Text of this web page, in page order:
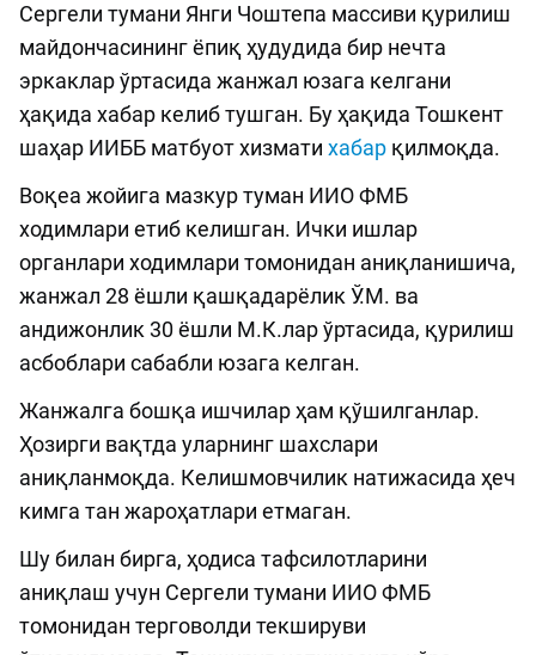
Сергели тумани Янги Чоштепа массиви қурилиш
майдончасининг ёпиқ ҳудудида бир нечта
эркаклар ўртасида жанжал юзага келгани
ҳақида хабар келиб тушган. Бу ҳақида Тошкент
шаҳар ИИББ матбуот хизмати хабар қилмоқда.
Воқеа жойига мазкур туман ИИО ФМБ
ходимлари етиб келишган. Ички ишлар
органлари ходимлари томонидан аниқланишича,
жанжал 28 ёшли қашқадарёлик Ў.М. ва
андижонлик 30 ёшли М.К.лар ўртасида, қурилиш
асбоблари сабабли юзага келган.
Жанжалга бошқа ишчилар ҳам қўшилганлар.
Ҳозирги вақтда уларнинг шахслари
аниқланмоқда. Келишмовчилик натижасида ҳеч
кимга тан жароҳатлари етмаган.
Шу билан бирга, ҳодиса тафсилотларини
аниқлаш учун Сергели тумани ИИО ФМБ
томонидан терговолди текшируви